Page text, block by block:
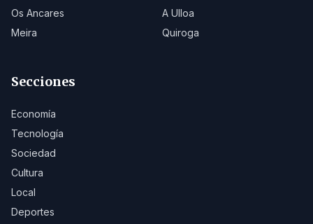
Os Ancares
A Ulloa
Meira
Quiroga
Secciones
Economía
Tecnología
Sociedad
Cultura
Local
Deportes